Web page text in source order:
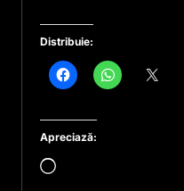
Distribuie:
Apreciază:
Încarc...